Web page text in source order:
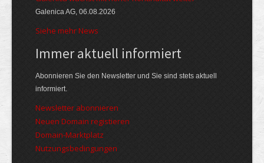
Galenica AG, 06.08.2026
Siehe mehr News
Immer aktuell informiert
Abonnieren Sie den Newsletter und Sie sind stets aktuell
informiert.
Newsletter abonnieren
Neuen Domain registieren
Domain-Marktplatz
Nutzungsbedingungen